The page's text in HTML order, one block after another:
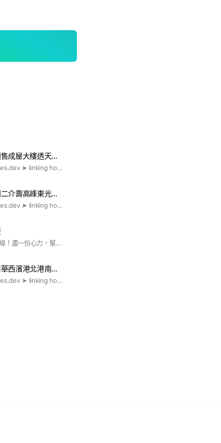
成屋大樓透天…
https://obachai.pages.dev ➤ linking homes, linking us #歐巴柴 #新青安 #央行第七波 #限貸令 #信用管制 #虛坪改革 #實坪制 #台積宅 #都更 #實價登錄 #房地合一 #囤房稅 #竹北預售屋 #竹北新成屋 #竹北中古屋 #竹北二手屋 #竹科購屋 #竹北買房 #竹北租房 #竹北首購 #竹北換屋 #竹北大樓 #竹北透天 #竹北重劃區 #竹北宏匯 #竹科效應 #竹北買房 #竹科生活圈 #竹北蛋黃區 #竹科廠區 #台元租屋 #寶佳 #佳陞 #佳展 #佳泰 #佳群 #佳晟 #佳福 #佳昂 #佳順 #佳鈜 #佳鏵 #佳昕 #佳瓚 #佳友 #佳峻 #佳鋐 #佳瑞 #櫻花 #皇普 #合康 #和築 #鴻築 #合新 #坤山 #大硯 #合石 #惠宇 #昌益 #豐邑 #新家華 #浩瀚 #德鑫 #鼎毅 #禾寅 #澤緣 #富宇 #椰林 #新業 #鴻柏 #鴻慶 #金弘 #紅樹 #韋順 #展才 #展藝 #上德 #美居 #又一山 #旭唐 #富源 #富廣 #源富 #竹慶 #海悅
介壽高峰東光…
https://obachai.pages.dev ➤ linking homes, linking us #歐巴柴 #新青安 #央行第七波 #限貸令 #信用管制 #虛坪改革 #實坪制 #台積宅 #都更 #實價登錄 #房地合一 #囤房稅 #竹北預售屋 #竹北新成屋 #竹北中古屋 #竹北二手屋 #竹科購屋 #竹北買房 #竹北租房 #竹北首購 #竹北換屋 #竹北大樓 #竹北透天 #竹北重劃區 #竹北宏匯 #竹科效應 #竹北買房 #竹科生活圈 #竹北蛋黃區 #竹科廠區 #台元租屋 #寶佳 #佳陞 #佳展 #佳泰 #佳群 #佳晟 #佳福 #佳昂 #佳順 #佳鈜 #佳鏵 #佳昕 #佳瓚 #佳友 #佳峻 #佳鋐 #佳瑞 #櫻花 #皇普 #合康 #和築 #鴻築 #合新 #坤山 #大硯 #合石 #惠宇 #昌益 #豐邑 #新家華 #浩瀚 #德鑫 #鼎毅 #禾寅 #澤緣 #富宇 #椰林 #新業 #鴻柏 #鴻慶 #金弘 #紅樹 #韋順 #展才 #展藝 #上德 #美居 #又一山 #旭唐 #海悅
浪浪救助🟥新竹板上線！盡一份心力，幫助更多流浪毛小孩。請多多支持，謝謝你🤝Linking homes, linking us.
西濱港北港南…
https://obachai.pages.dev ➤ linking homes, linking us #歐巴柴 #新青安 #央行第七波 #限貸令 #信用管制 #虛坪改革 #實坪制 #台積宅 #都更 #實價登錄 #房地合一 #囤房稅 #竹北預售屋 #竹北新成屋 #竹北中古屋 #竹北二手屋 #竹科購屋 #竹北買房 #竹北租房 #竹北首購 #竹北換屋 #竹北大樓 #竹北透天 #竹北重劃區 #竹北宏匯 #竹科效應 #竹北買房 #竹科生活圈 #竹北蛋黃區 #竹科廠區 #台元租屋 #寶佳 #佳陞 #佳展 #佳泰 #佳群 #佳晟 #佳福 #佳昂 #佳順 #佳鈜 #佳鏵 #佳昕 #佳瓚 #佳友 #佳峻 #佳鋐 #佳瑞 #櫻花 #皇普 #合康 #和築 #鴻築 #合新 #坤山 #大硯 #合石 #惠宇 #昌益 #豐邑 #新家華 #浩瀚 #德鑫 #鼎毅 #禾寅 #澤緣 #富宇 #椰林 #新業 #鴻柏 #鴻慶 #金弘 #紅樹 #韋順 #展才 #展藝 #上德 #美居 #又一山 #旭唐 #海悅